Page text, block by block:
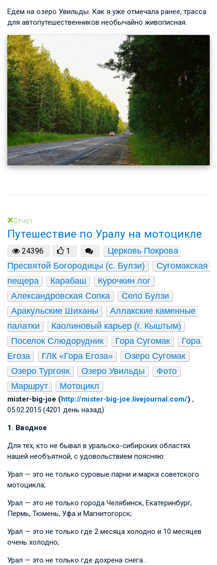
Едем на озеро Увильды. Как я уже отмечала ранее, трасса
для автопутешественников необычайно живописная.
Отчет
Путешествие по Уралу на мотоцикле
24396 1
Церковь Покрова
Пресвятой Богородицы (с. Булзи)
Сугомакская
пещера
Карабаш
Курочкин лог
Александровская Сопка
Село Булзи
Аракульские Шиханы
Аллакские каменные
палатки
Каолиновый карьер (г. Кыштым)
Поселок Слюдорудник
Гора Сугомак
Гора
Егоза
ГЛК «Гора Егоза»
Озеро Сугомак
Озеро Тургояк
Озеро Увильды
Фото
Маршрут
Мотоцикл
mister-big-joe (http://mister-big-joe.livejournal.com/) ,
05.02.2015 (4201 день назад)
1. Вводное
Для тех, кто не бывал в уральско-сибирских областях
нашей необъятной, с удовольствием поясняю:
Урал — это не только суровые парни и марка советского
мотоцикла;
Урал — это не только города Челябинск, Екатеринбург,
Пермь, Тюмень, Уфа и Магнитогорск;
Урал — это не только где 2 месяца холодно и 10 месяцев
очень холодно;
Урал — это не только где дохрена снега…